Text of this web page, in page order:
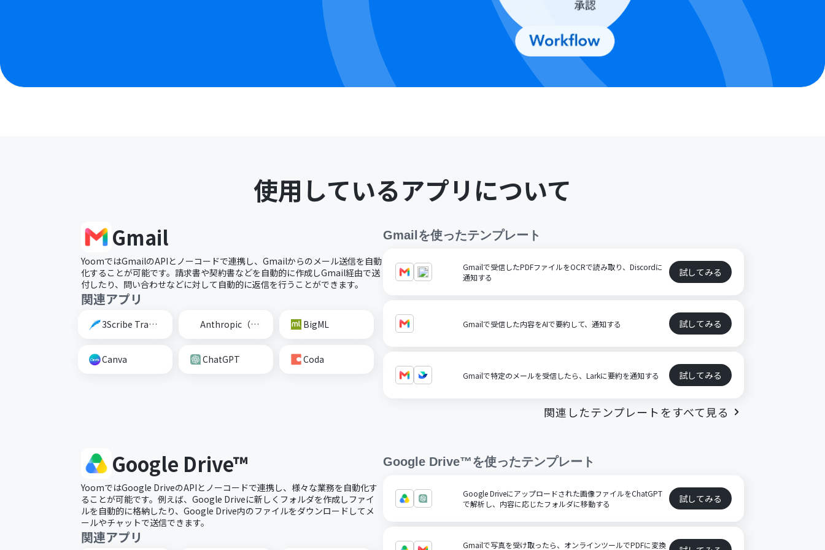
使用しているアプリについて
Gmail
YoomではGmailのAPIとノーコードで連携し、Gmailからのメール送信を自動
化することが可能です。請求書や契約書などを自動的に作成しGmail経由で送
付したり、問い合わせなどに対して自動的に返信を行うことができます。
関連アプリ
3Scribe Transcription Anthropic（Claude） BigML
Canva ChatGPT Coda
Gmail を使ったテンプレート
Gmailで受信したPDFファイルをOCRで読み取り、Discordに
通知する
試してみる
Gmailで受信した内容をAIで要約して、通知する 試してみる
Gmailで特定のメールを受信したら、Larkに要約を通知する 試してみる
関連したテンプレートをすべて見る
Google Drive™
YoomではGoogle DriveのAPIとノーコードで連携し、様々な業務を自動化す
ることが可能です。例えば、Google Driveに新しくフォルダを作成しファイ
ルを自動的に格納したり、Google Drive内のファイルをダウンロードしてメ
ールやチャットで送信できます。
関連アプリ
Google Drive™を使ったテンプレート
Google Driveにアップロードされた画像ファイルをChatGPT
で解析し、内容に応じたフォルダに移動する
試してみる
Gmailで写真を受け取ったら、オンラインツールでPDFに変換